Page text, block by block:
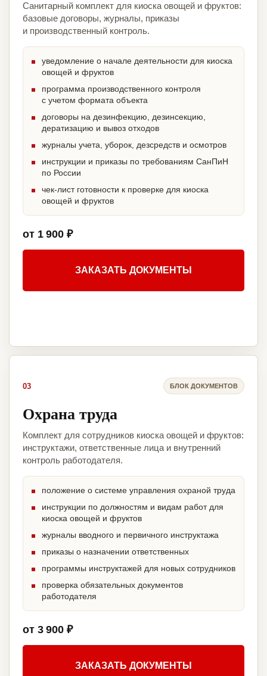
Санитарный комплект для киоска овощей и фруктов:
базовые договоры, журналы, приказы
и производственный контроль.
уведомление о начале деятельности для киоска
овощей и фруктов
программа производственного контроля
с учетом формата объекта
договоры на дезинфекцию, дезинсекцию,
дератизацию и вывоз отходов
журналы учета, уборок, дезсредств и осмотров
инструкции и приказы по требованиям СанПиН
по России
чек-лист готовности к проверке для киоска
овощей и фруктов
от 1 900 ₽
ЗАКАЗАТЬ ДОКУМЕНТЫ
03 БЛОК ДОКУМЕНТОВ
Охрана труда
Комплект для сотрудников киоска овощей и фруктов:
инструктажи, ответственные лица и внутренний
контроль работодателя.
положение о системе управления охраной труда
инструкции по должностям и видам работ для
киоска овощей и фруктов
журналы вводного и первичного инструктажа
приказы о назначении ответственных
программы инструктажей для новых сотрудников
проверка обязательных документов
работодателя
от 3 900 ₽
ЗАКАЗАТЬ ДОКУМЕНТЫ